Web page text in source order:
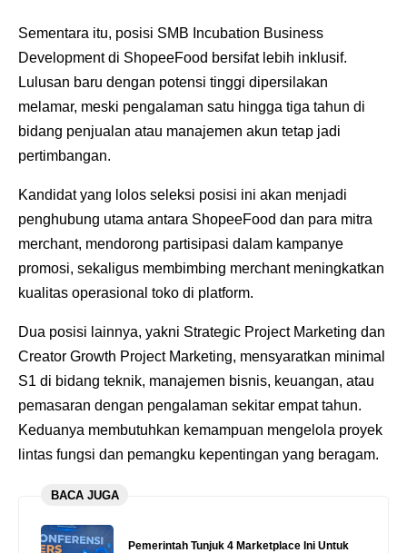
Sementara itu, posisi SMB Incubation Business
Development di ShopeeFood bersifat lebih inklusif.
Lulusan baru dengan potensi tinggi dipersilakan
melamar, meski pengalaman satu hingga tiga tahun di
bidang penjualan atau manajemen akun tetap jadi
pertimbangan.
Kandidat yang lolos seleksi posisi ini akan menjadi
penghubung utama antara ShopeeFood dan para mitra
merchant, mendorong partisipasi dalam kampanye
promosi, sekaligus membimbing merchant meningkatkan
kualitas operasional toko di platform.
Dua posisi lainnya, yakni Strategic Project Marketing dan
Creator Growth Project Marketing, mensyaratkan minimal
S1 di bidang teknik, manajemen bisnis, keuangan, atau
pemasaran dengan pengalaman sekitar empat tahun.
Keduanya membutuhkan kemampuan mengelola proyek
lintas fungsi dan pemangku kepentingan yang beragam.
BACA JUGA
Pemerintah Tunjuk 4 Marketplace Ini Untuk